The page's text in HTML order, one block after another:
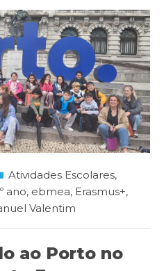
Atividades Escolares,
ano, ebmea, Erasmus+,
Valentim
ao Porto no